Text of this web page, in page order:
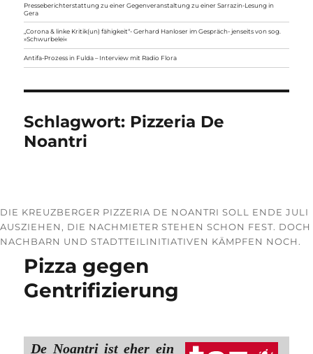
Presseberichterstattung zu einer Gegenveranstaltung zu einer Sarrazin-Lesung in
Gera
„Corona & linke Kritik(un) fähigkeit“- Gerhard Hanloser im Gespräch- jenseits von sog.
»Schwurbelei«
Antifa-Prozess in Fulda – Interview mit Radio Flora
Schlagwort: Pizzeria De
Noantri
DIE KREUZBERGER PIZZERIA DE NOANTRI SOLL ENDE JULI
AUSZIEHEN, DIE NACHMIETER STEHEN SCHON FEST. DOCH
NACHBARN UND STADTTEILINITIATIVEN KÄMPFEN NOCH.
Pizza gegen
Gentrifizierung
De Noantri ist eher ein